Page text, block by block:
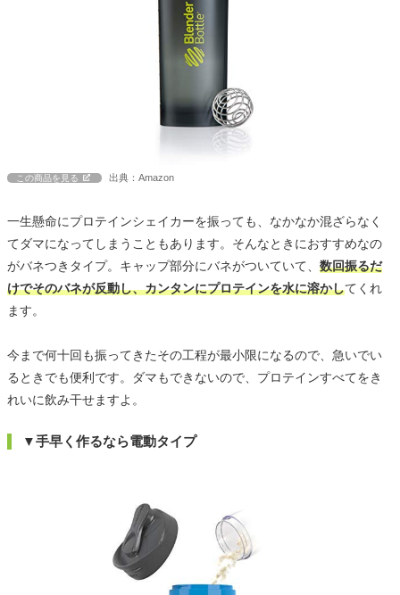
この商品を見る 出典：Amazon
一生懸命にプロテインシェイカーを振っても、なかなか混ざらなく
てダマになってしまうこともあります。そんなときにおすすめなの
がバネつきタイプ。キャップ部分にバネがついていて、 数回振るだ
けでそのバネが反動し、カンタンにプロテインを水に溶かしてくれ
ます。
今まで何十回も振ってきたその工程が最小限になるので、急いでい
るときでも便利です。ダマもできないので、プロテインすべてをき
れいに飲み干せますよ。
▼手早く作るなら電動タイプ